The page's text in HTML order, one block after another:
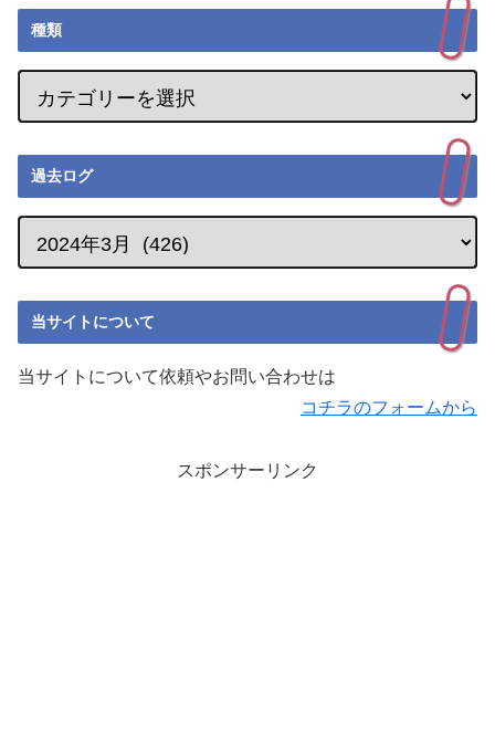
種類
過去ログ
当サイトについて
当サイトについて依頼やお問い合わせは
コチラのフォームから
スポンサーリンク